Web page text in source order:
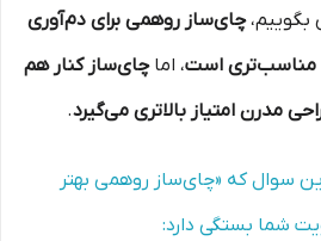
بگوییم،چای‌ساز روهمی برای دم‌آوری
مناسب‌تری است، اماچای‌ساز کنار هم
مدرن امتیاز بالاتری می‌گیرد.
سوال که «چای‌ساز روهمی بهتر
شما بستگی دارد: